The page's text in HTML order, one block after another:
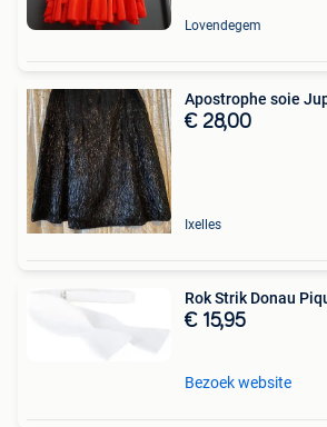
Lovendegem
Apostrophe soie
€ 28,00
Ixelles
€ 15,95
Bezoek website